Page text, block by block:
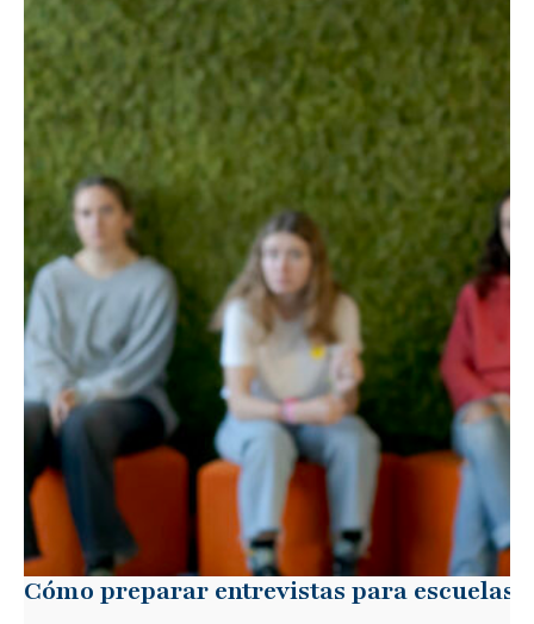
Cómo preparar entrevistas para escuelas